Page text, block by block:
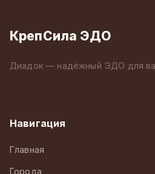
КрепСила ЭДО
Диадок — надёжный ЭДО для
Навигация
Главная
Города